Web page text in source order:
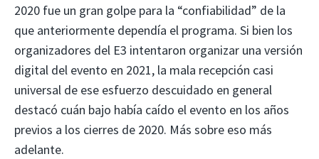
2020 fue un gran golpe para la “confiabilidad” de la
que anteriormente dependía el programa. Si bien los
organizadores del E3 intentaron organizar una versión
digital del evento en 2021, la mala recepción casi
universal de ese esfuerzo descuidado en general
destacó cuán bajo había caído el evento en los años
previos a los cierres de 2020. Más sobre eso más
adelante.